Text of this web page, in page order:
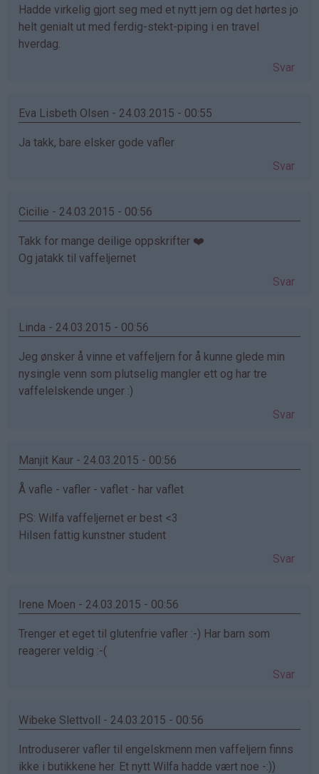
Hadde virkelig gjort seg med et nytt jern og det hørtes jo
helt genialt ut med ferdig-stekt-piping i en travel
hverdag.
Svar
Eva Lisbeth Olsen - 24.03.2015 - 00:55
Ja takk, bare elsker gode vafler
Svar
Cicilie - 24.03.2015 - 00:56
Takk for mange deilige oppskrifter ❤️
Og jatakk til vaffeljernet
Svar
Linda - 24.03.2015 - 00:56
Jeg ønsker å vinne et vaffeljern for å kunne glede min
nysingle venn som plutselig mangler ett og har tre
vaffelelskende unger :)
Svar
Manjit Kaur - 24.03.2015 - 00:56
Å vafle - vafler - vaflet - har vaflet
PS: Wilfa vaffeljernet er best <3
Hilsen fattig kunstner student
Svar
Irene Moen - 24.03.2015 - 00:56
Trenger et eget til glutenfrie vafler :-) Har barn som
reagerer veldig :-(
Svar
Wibeke Slettvoll - 24.03.2015 - 00:56
Introduserer vafler til engelskmenn men vaffeljern finns
ikke i butikkene her. Et nytt Wilfa hadde vært noe -:))